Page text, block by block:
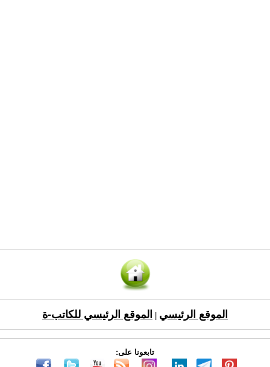
الموقع الرئيسي الموقع الرئيسي للكاتب-ة
تابعونا على: